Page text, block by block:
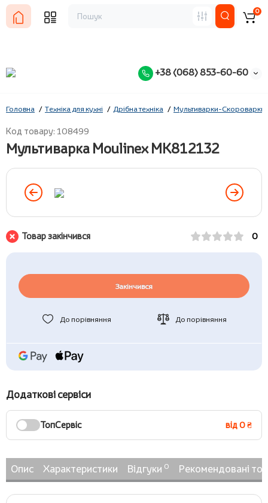
+38 (068) 853-60-60
0
Головна Техніка для кухні Дрібна техніка Мультиварки-Скороварки
Код товару: 108499
Мультиварка Moulinex MK812132
Товар закінчився 0
Закінчився
До порівняння До порівняння
Додаткові сервіси
ТопСервіс від 0 ₴
Опис Характеристики Відгуки 0 Рекомендовані